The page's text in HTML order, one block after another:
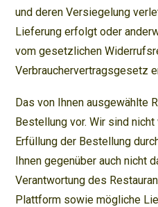
und deren Versiegelung
Lieferung erfolgt oder
vom gesetzlichen
Verbrauchervertragsgesetz
Das von Ihnen ausgewählte
Bestellung vor. Wir sind
Erfüllung der Bestellung
Ihnen gegenüber auch nicht
Verantwortung des
Plattform sowie mögliche